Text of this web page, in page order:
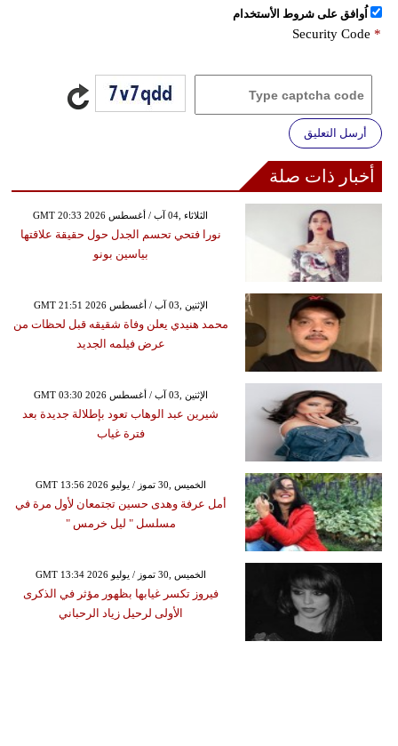
اُوافق على شروط الأستخدام
Security Code *
أرسل التعليق
أخبار ذات صلة
GMT 20:33 2026 الثلاثاء ,04 آب / أغسطس
نورا فتحي تحسم الجدل حول حقيقة علاقتها
بياسين بونو
GMT 21:51 2026 الإثنين ,03 آب / أغسطس
محمد هنيدي يعلن وفاة شقيقه قبل لحظات من
عرض فيلمه الجديد
GMT 03:30 2026 الإثنين ,03 آب / أغسطس
شيرين عبد الوهاب تعود بإطلالة جديدة بعد
فترة غياب
GMT 13:56 2026 الخميس ,30 تموز / يوليو
أمل عرفة وهدى حسين تجتمعان لأول مرة في
مسلسل " ليل خرمس "
GMT 13:34 2026 الخميس ,30 تموز / يوليو
فيروز تكسر غيابها بظهور مؤثر في الذكرى
الأولى لرحيل زياد الرحباني